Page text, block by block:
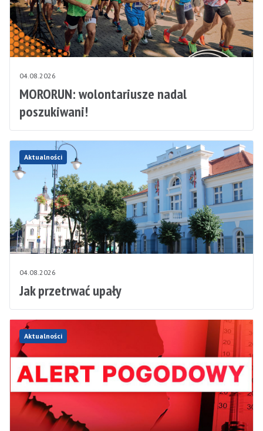
04.08.2026
MORORUN: wolontariusze nadal
poszukiwani!
Aktualności
04.08.2026
Jak przetrwać upały
Aktualności